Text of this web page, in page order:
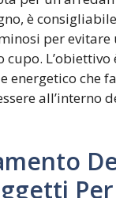
è
per evitare
L’obiettivo
energetico che
all’interno
Per